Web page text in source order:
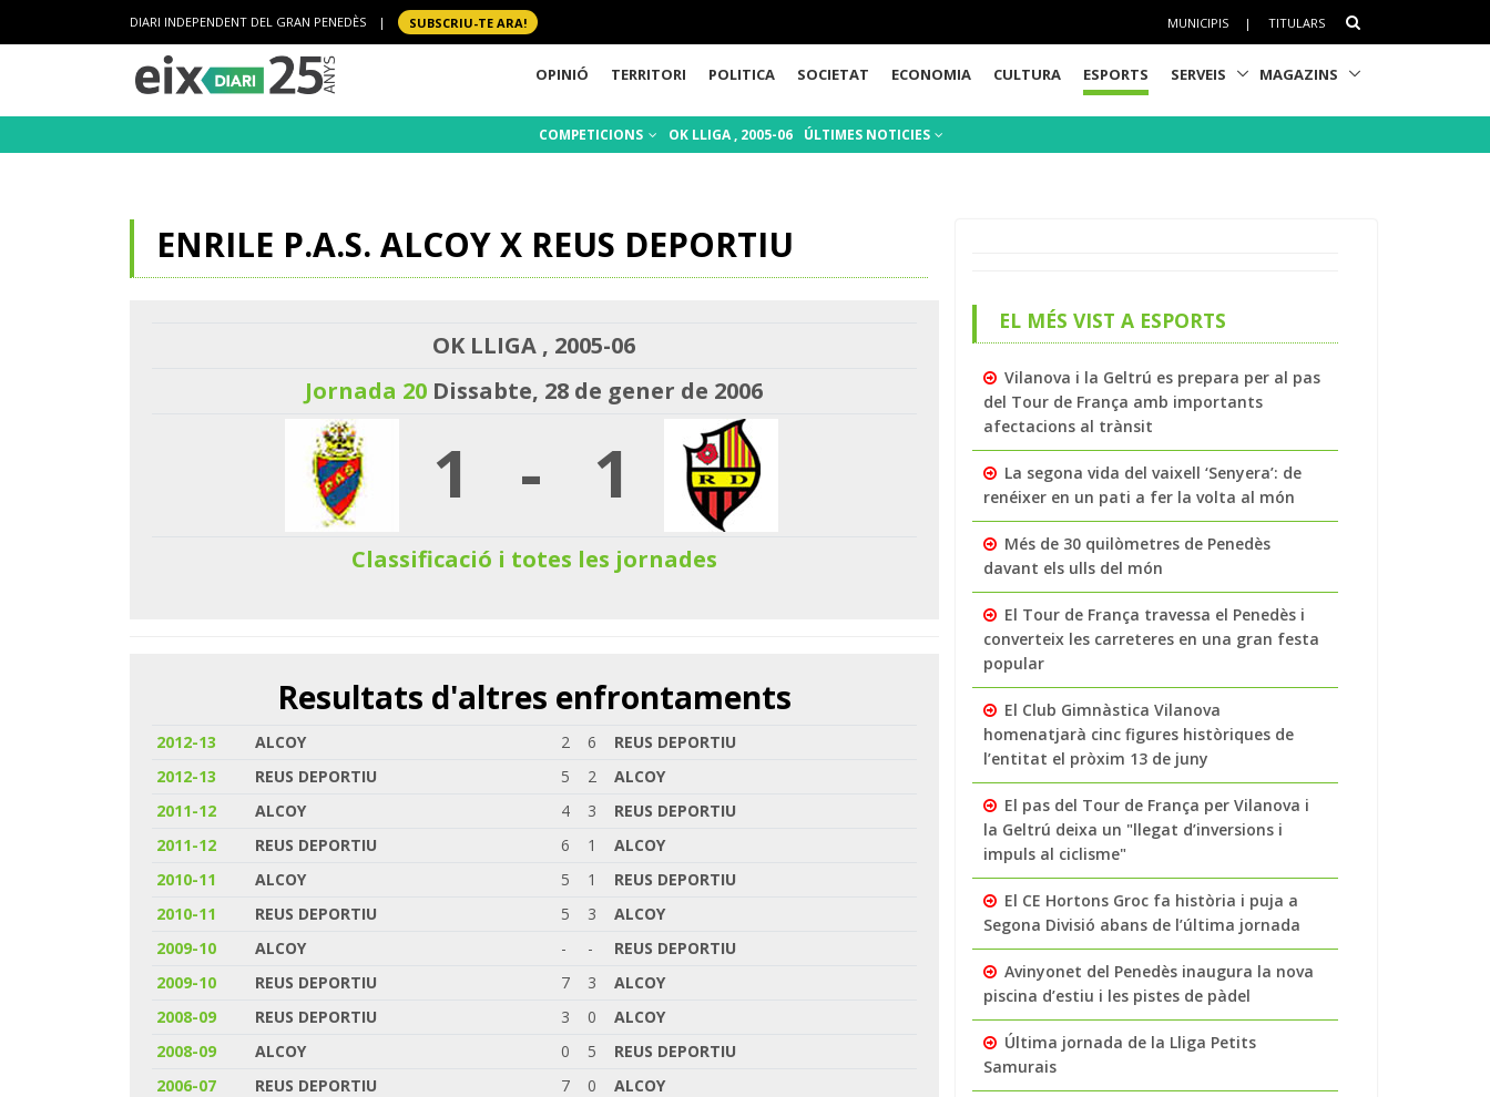
DIARI INDEPENDENT DEL GRAN PENEDÈS | SUBSCRIU-TE ARA! MUNICIPIS | TITULARS
OPINIÓ TERRITORI POLITICA SOCIETAT ECONOMIA CULTURA ESPORTS SERVEIS MAGAZINS
COMPETICIONS OK LLIGA , 2005-06 ÚLTIMES NOTICIES
ENRILE P.A.S. ALCOY X REUS DEPORTIU
OK LLIGA , 2005-06
Jornada 20 Dissabte, 28 de gener de 2006
1 - 1
Classificació i totes les jornades
Resultats d'altres enfrontaments
2012-13 ALCOY 2 6
REUS DEPORTIU
2012-13
REUS DEPORTIU 5 2
ALCOY
2011-12
ALCOY 4 3
REUS DEPORTIU
2011-12
REUS DEPORTIU 6 1
ALCOY
2010-11
ALCOY 5 1
REUS DEPORTIU
2010-11
REUS DEPORTIU 5 3
ALCOY
2009-10
ALCOY - -
REUS DEPORTIU
2009-10
REUS DEPORTIU 7 3
ALCOY
2008-09
REUS DEPORTIU 3 0
ALCOY
2008-09
ALCOY 0 5
REUS DEPORTIU
2006-07
REUS DEPORTIU 7 0
ALCOY
EL MÉS VIST A ESPORTS
Vilanova i la Geltrú es prepara per al pas
del Tour de França amb importants
afectacions al trànsit
La segona vida del vaixell ‘Senyera’: de
renéixer en un pati a fer la volta al món
Més de 30 quilòmetres de Penedès
davant els ulls del món
El Tour de França travessa el Penedès i
converteix les carreteres en una gran festa
popular
El Club Gimnàstica Vilanova
homenatjarà cinc figures històriques de
l’entitat el pròxim 13 de juny
El pas del Tour de França per Vilanova i
la Geltrú deixa un "llegat d’inversions i
impuls al ciclisme"
El CE Hortons Groc fa història i puja a
Segona Divisió abans de l’última jornada
Avinyonet del Penedès inaugura la nova
piscina d’estiu i les pistes de pàdel
Última jornada de la Lliga Petits
Samurais